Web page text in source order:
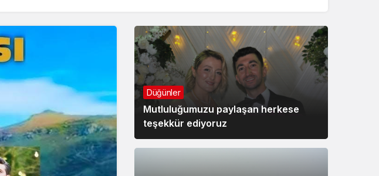
Düğünler
Mutluluğumuzu paylaşan herkese
teşekkür ediyoruz